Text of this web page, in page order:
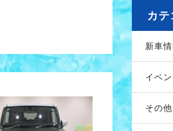
カテ
新車
イベ
その